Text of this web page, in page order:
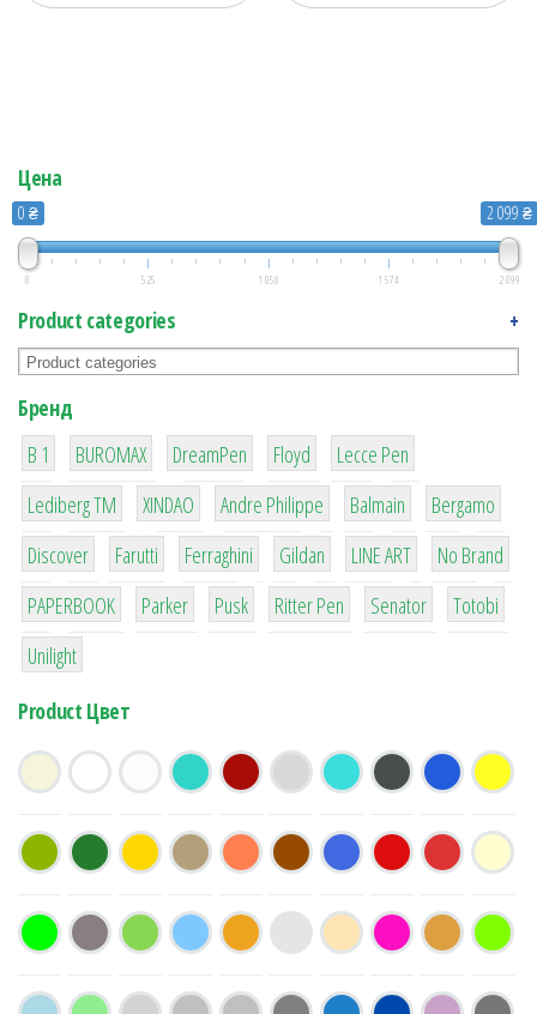
Цена
0 ₴ 2 099 ₴
0 525 1 050 1 574 2 099
Product categories +
Бренд
B 1
1
BUROMAX
1
DreamPen
2
Floyd
2
Lecce Pen
3
Lediberg ТМ
3
XINDAO
1
Andre Philippe
4
Balmain
26
Bergamo
64
Discover
299
Farutti
4
Ferraghini
42
Gildan
4
LINE ART
90
No Brand
8
PAPERBOOK
6
Parker
2
Pusk
22
Ritter Pen
15
Senator
43
Totobi
1
Unilight
Product Цвет